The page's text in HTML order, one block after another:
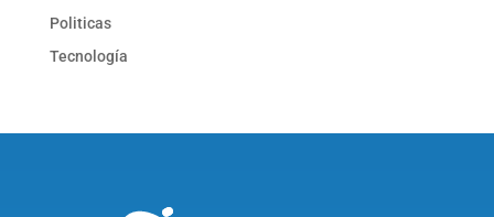
Politicas
Tecnología